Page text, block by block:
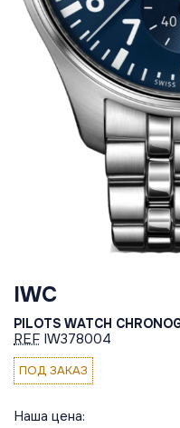
IWC
PILOTS WATCH
REF IW378004
ПОД ЗАКАЗ
Наша цена: